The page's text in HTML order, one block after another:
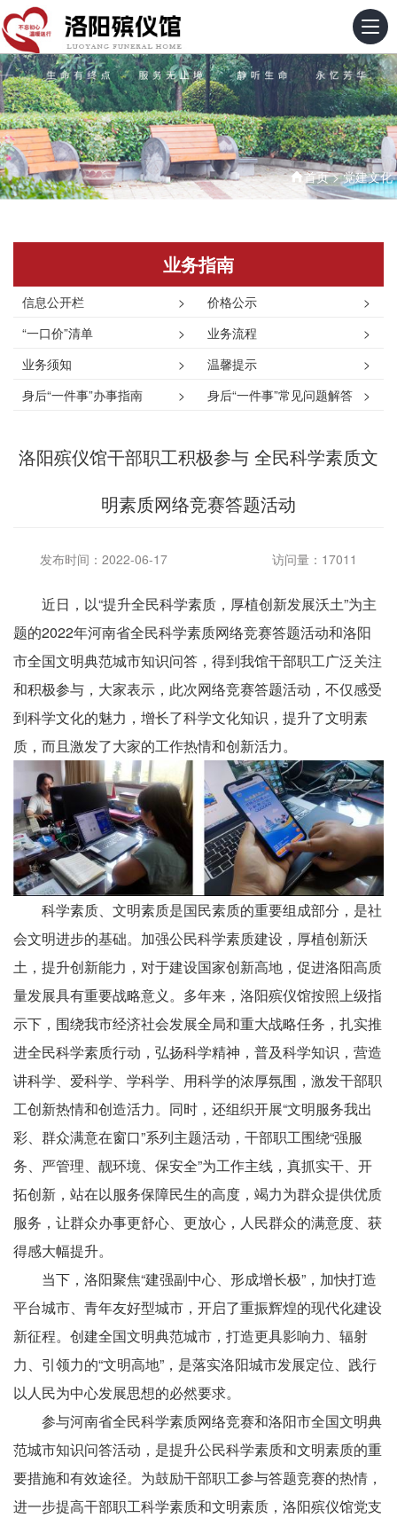
首页>党建文化
业务指南
>
信息公开栏 >
价格公示
>
“一口价”清单 >
业务流程
>
业务须知 >
温馨提示
>
身后“一件事”办事指南 >
身后“一件事”常见问题解答
洛阳殡仪馆干部职工积极参与 全民科学素质文
明素质网络竞赛答题活动
发布时间：2022-06-17 访问量：17011
近日，以“提升全民科学素质，厚植创新发展沃土”为主
题的2022年河南省全民科学素质网络竞赛答题活动和洛阳
市全国文明典范城市知识问答，得到我馆干部职工广泛关注
和积极参与，大家表示，此次网络竞赛答题活动，不仅感受
到科学文化的魅力，增长了科学文化知识，提升了文明素
质，而且激发了大家的工作热情和创新活力。
科学素质、文明素质是国民素质的重要组成部分，是社
会文明进步的基础。加强公民科学素质建设，厚植创新沃
土，提升创新能力，对于建设国家创新高地，促进洛阳高质
量发展具有重要战略意义。多年来，洛阳殡仪馆按照上级指
示下，围绕我市经济社会发展全局和重大战略任务，扎实推
进全民科学素质行动，弘扬科学精神，普及科学知识，营造
讲科学、爱科学、学科学、用科学的浓厚氛围，激发干部职
工创新热情和创造活力。同时，还组织开展“文明服务我出
彩、群众满意在窗口”系列主题活动，干部职工围绕“强服
务、严管理、靓环境、保安全”为工作主线，真抓实干、开
拓创新，站在以服务保障民生的高度，竭力为群众提供优质
服务，让群众办事更舒心、更放心，人民群众的满意度、获
得感大幅提升。
当下，洛阳聚焦“建强副中心、形成增长极”，加快打造
平台城市、青年友好型城市，开启了重振辉煌的现代化建设
新征程。创建全国文明典范城市，打造更具影响力、辐射
力、引领力的“文明高地”，是落实洛阳城市发展定位、践行
以人民为中心发展思想的必然要求。
参与河南省全民科学素质网络竞赛和洛阳市全国文明典
范城市知识问答活动，是提升公民科学素质和文明素质的重
要措施和有效途径。为鼓励干部职工参与答题竞赛的热情，
进一步提高干部职工科学素质和文明素质，洛阳殡仪馆党支